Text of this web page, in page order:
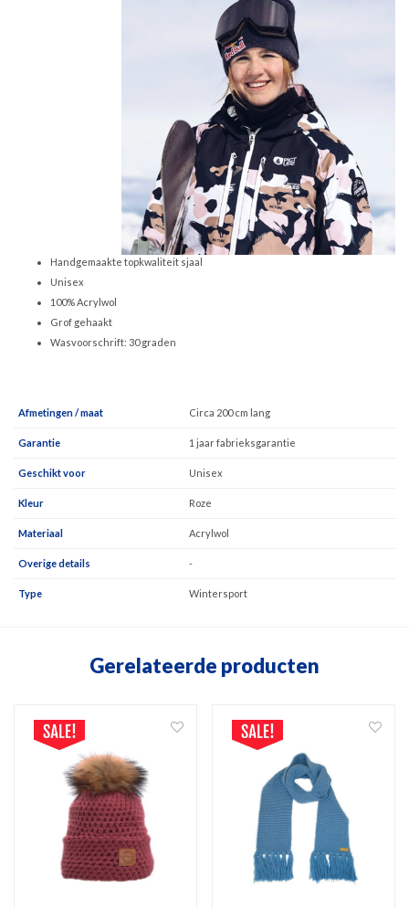
Handgemaakte topkwaliteit sjaal
Unisex
100% Acrylwol
Grof gehaakt
Wasvoorschrift: 30 graden
Afmetingen / maat Circa 200 cm lang
Garantie 1 jaar fabrieksgarantie
Geschikt voor Unisex
Kleur Roze
Materiaal Acrylwol
Overige details -
Type Wintersport
Gerelateerde producten